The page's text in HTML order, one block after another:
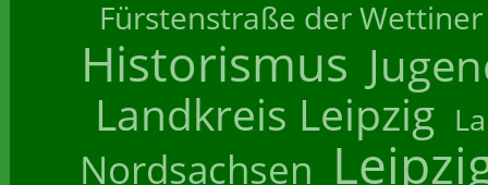
Fürstenstraße der Wettiner
Historismus
Landkreis Leipzig
Nordsachsen